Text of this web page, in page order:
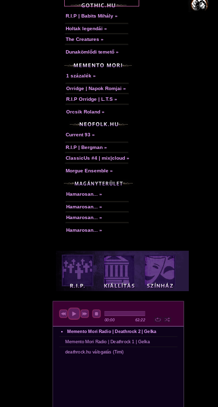
R.I.P | Babits Mihály »
Holtak legendái »
The Creatures »
Dunakömlődi temető »
1 százalék »
Orridge | Napok Romjai »
R.I.P Orridge | L.T.S »
Orcsik Roland »
Current 93 »
R.I.P | Bergman »
ClassicUs #4 | mix|cloud »
Morgue Ensemble »
Hamarosan... »
Hamarosan... »
Hamarosan... »
Hamarosan... »